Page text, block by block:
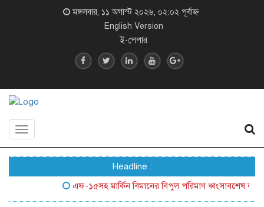
মঙ্গলবার, ১১ অগাস্ট ২০২৬, ০২:০২ পূর্বাহ্ন
English Version
ই-পেপার
Toggle
Headline :
এফ-১৫সহ মার্কিন বিমানের বিপুল পরিমাণ ধ্বংসাবশেষ জনসম্মুখে